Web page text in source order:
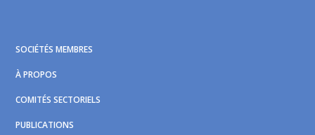
primary
navigation
main
content
footer
SOCIÉTÉS MEMBRES
À PROPOS
COMITÉS SECTORIELS
PUBLICATIONS